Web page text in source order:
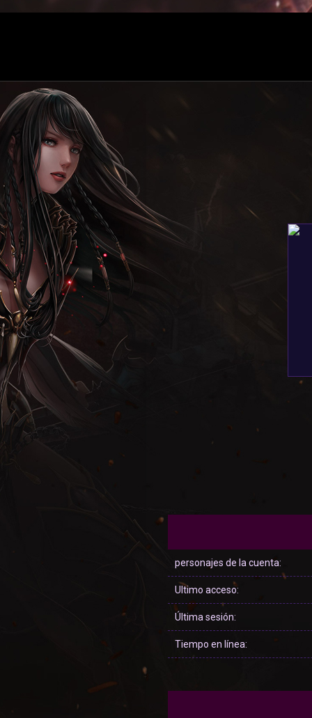
personajes de la cuenta:
Ultimo acceso:
Última sesión:
Tiempo en línea: